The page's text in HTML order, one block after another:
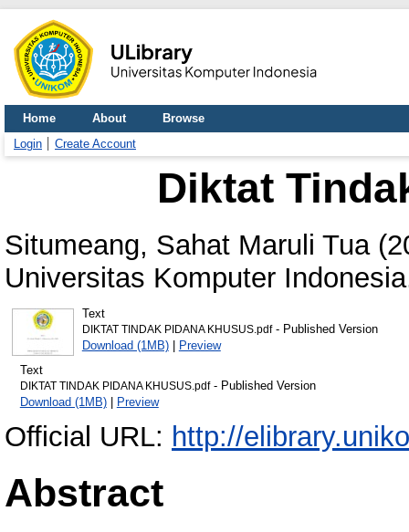
Home About
Browse
Login
Create Account
Diktat
Situmeang, Sahat Maruli Tua
Universitas Komputer
Text
DIKTAT TINDAK PIDANA KHUSUS.pdf- Published Version
Download (1MB)| Preview
Text
DIKTAT TINDAK PIDANA KHUSUS.pdf- Published Version
Download (1MB)| Preview
Official URL: http://
Abstract